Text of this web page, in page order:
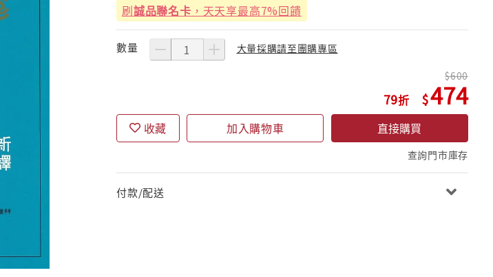
刷誠品聯名卡 ，天天享最高7%回饋
數量 大量採購請至團購專區
79
600
474
收藏 加入購物車 直接購買
查詢門市庫存
付款/配送